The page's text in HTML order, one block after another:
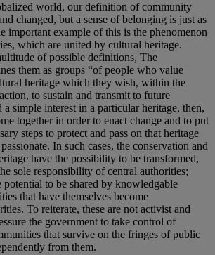
world, our definition of community
changed, but a sense of belonging is just as
important example of this is the phenomenon
which are united by cultural heritage.
of possible definitions, The
them as groups “of people who value
heritage which they wish, within the
to sustain and transmit to future
a simple interest in a particular heritage, then,
together in order to enact change and to put
steps to protect and pass on that heritage
In such cases, the conservation and
have the possibility to be transformed,
sole responsibility of central authorities;
potential to be shared by knowledgable
that have themselves become
To reiterate, these are not activist and
the government to take control of
that survive on the fringes of public
from them.